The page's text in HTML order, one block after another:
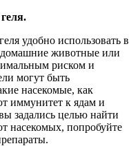
удобно использовать в
домашние животные или
риском и
могут быть
насекомые, как
иммунитет к ядам и
задались целью найти
насекомых, попробуйте